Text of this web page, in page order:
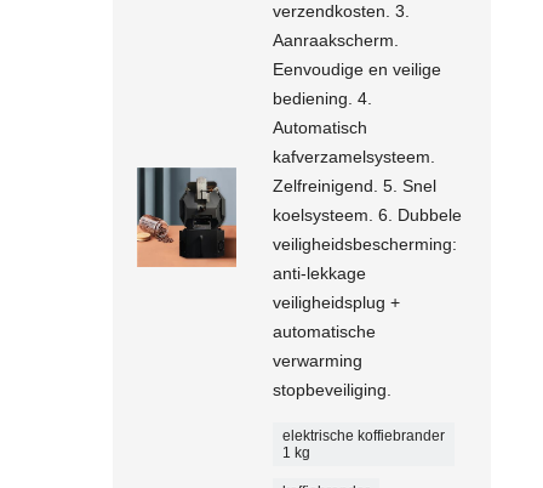
verzendkosten. 3.
Aanraakscherm.
Eenvoudige en veilige
bediening. 4.
Automatisch
kafverzamelsysteem.
Zelfreinigend. 5. Snel
koelsysteem. 6. Dubbele
veiligheidsbescherming:
anti-lekkage
veiligheidsplug +
automatische
verwarming
stopbeveiliging.
elektrische koffiebrander
1 kg